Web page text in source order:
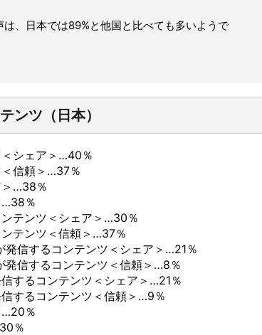
、日本では89%と他国と比べても多いようで
ンツ（日本）
シェア＞…40％
信頼＞…37％
…38％
…38％
テンツ＜シェア＞…30％
テンツ＜信頼＞…37％
信するコンテンツ＜シェア＞…21％
信するコンテンツ＜信頼＞…8％
するコンテンツ＜シェア＞…21％
するコンテンツ＜信頼＞…9％
…20％
％